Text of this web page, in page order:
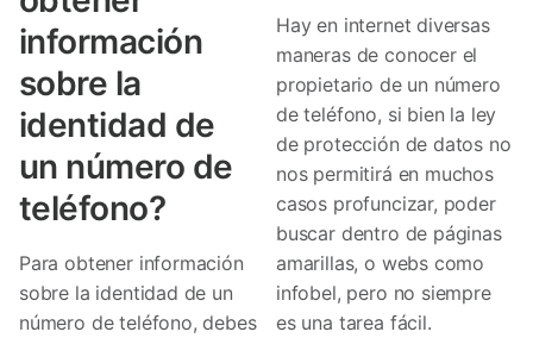
información
sobre la
identidad de
un número de
teléfono?
Para obtener información
sobre la identidad de un
número de teléfono, debes
Hay en internet diversas
maneras de conocer el
propietario de un número
de teléfono, si bien la ley
de protección de datos no
nos permitirá en muchos
casos profuncizar, poder
buscar dentro de páginas
amarillas, o webs como
infobel, pero no siempre
es una tarea fácil.